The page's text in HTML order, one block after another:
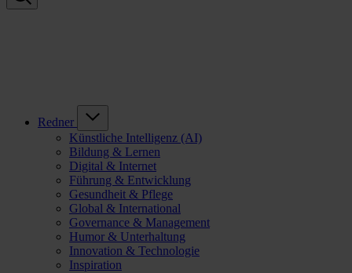
Redner
Künstliche Intelligenz (AI)
Bildung & Lernen
Digital & Internet
Führung & Entwicklung
Gesundheit & Pflege
Global & International
Governance & Management
Humor & Unterhaltung
Innovation & Technologie
Inspiration